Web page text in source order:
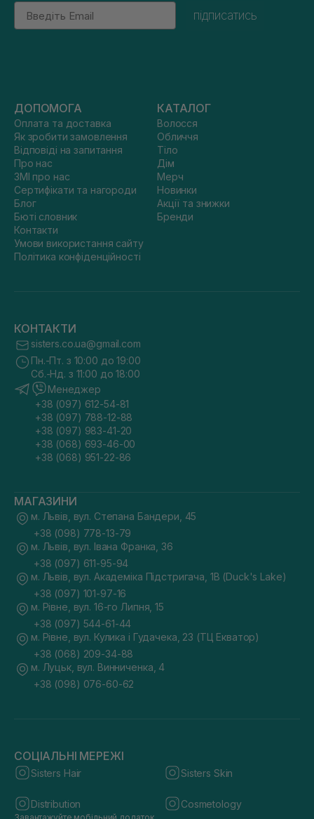
Email
підписатись
ДОПОМОГА
Оплата та доставка
Як зробити замовлення
Відповіді на запитання
Про нас
ЗМІ про нас
Сертифікати та нагороди
Блог
Бюті словник
Контакти
Умови використання сайту
Політика конфіденційності
КАТАЛОГ
Волосся
Обличчя
Тіло
Дім
Мерч
Новинки
Акції та знижки
Бренди
КОНТАКТИ
sisters.co.ua@gmail.com
Пн.-Пт. з 10:00 до 19:00
Сб.-Нд. з 11:00 до 18:00
Менеджер
+38 (097) 612-54-81
+38 (097) 788-12-88
+38 (097) 983-41-20
+38 (068) 693-46-00
+38 (068) 951-22-86
МАГАЗИНИ
м. Львів, вул. Степана Бандери, 45
+38 (098) 778-13-79
м. Львів, вул. Івана Франка, 36
+38 (097) 611-95-94
м. Львів, вул. Академіка Підстригача, 1В (Duck's Lake)
+38 (097) 101-97-16
м. Рівне, вул. 16-го Липня, 15
+38 (097) 544-61-44
м. Рівне, вул. Кулика і Гудачека, 23 (ТЦ Екватор)
+38 (068) 209-34-88
м. Луцьк, вул. Винниченка, 4
+38 (098) 076-60-62
СОЦІАЛЬНІ МЕРЕЖІ
Sisters Hair Sisters Skin
Distribution Cosmetology